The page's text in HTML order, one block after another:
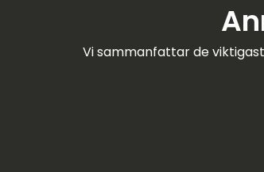
Vi sammanfattar de